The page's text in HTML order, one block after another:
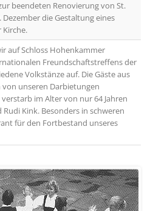
beendeten Renovierung von St.
die Gestaltung eines
auf Schloss Hohenkammer
Freundschaftstreffens der
Volkstänze auf. Die Gäste aus
unseren Darbietungen
verstarb im Alter von nur 64 Jahren
Kink. Besonders in schweren
für den Fortbestand unseres